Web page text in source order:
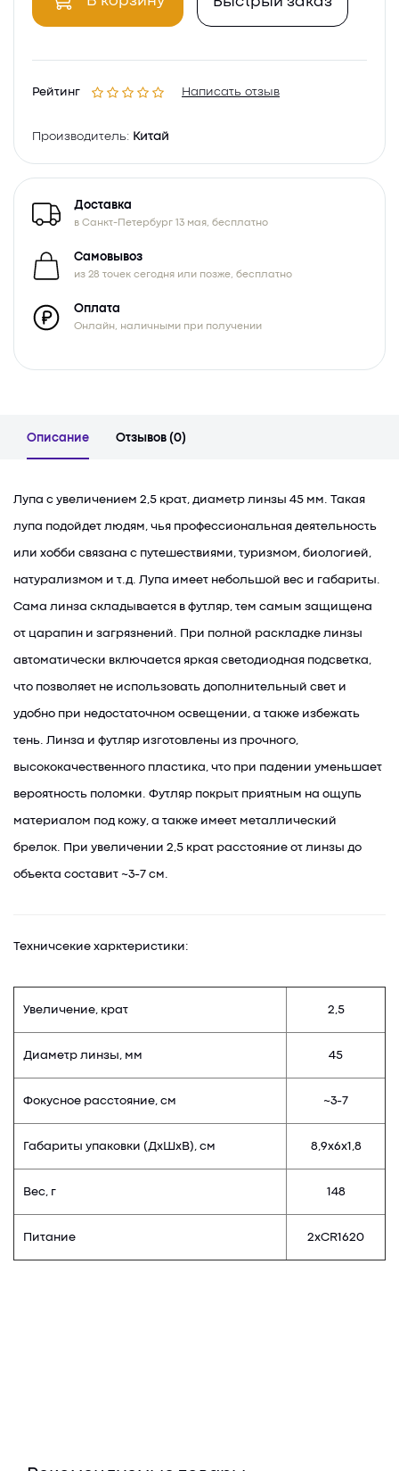
Рейтинг Написать отзыв
Производитель: Китай
Доставка
в Санкт-Петербург 13 мая, бесплатно
Самовывоз
из 28 точек сегодня или позже, бесплатно
Оплата
Онлайн, наличными при получении
Описание Отзывов (0)
Лупа с увеличением 2,5 крат, диаметр линзы 45 мм. Такая
лупа подойдет людям, чья профессиональная деятельность
или хобби связана с путешествиями, туризмом, биологией,
натурализмом и т.д. Лупа имеет небольшой вес и габариты.
Сама линза складывается в футляр, тем самым защищена
от царапин и загрязнений. При полной раскладке линзы
автоматически включается яркая светодиодная подсветка,
что позволяет не использовать дополнительный свет и
удобно при недостаточном освещении, а также избежать
тень. Линза и футляр изготовлены из прочного,
высококачественного пластика, что при падении уменьшает
вероятность поломки. Футляр покрыт приятным на ощупь
материалом под кожу, а также имеет металлический
брелок. При увеличении 2,5 крат расстояние от линзы до
объекта составит ~3-7 см.
Техничсекие харктеристики:
Увеличение, крат 2,5
Диаметр линзы, мм 45
Фокусное расстояние, см ~3-7
Габариты упаковки (ДхШхВ), см 8,9х6х1,8
Вес, г 148
Питание 2хCR1620